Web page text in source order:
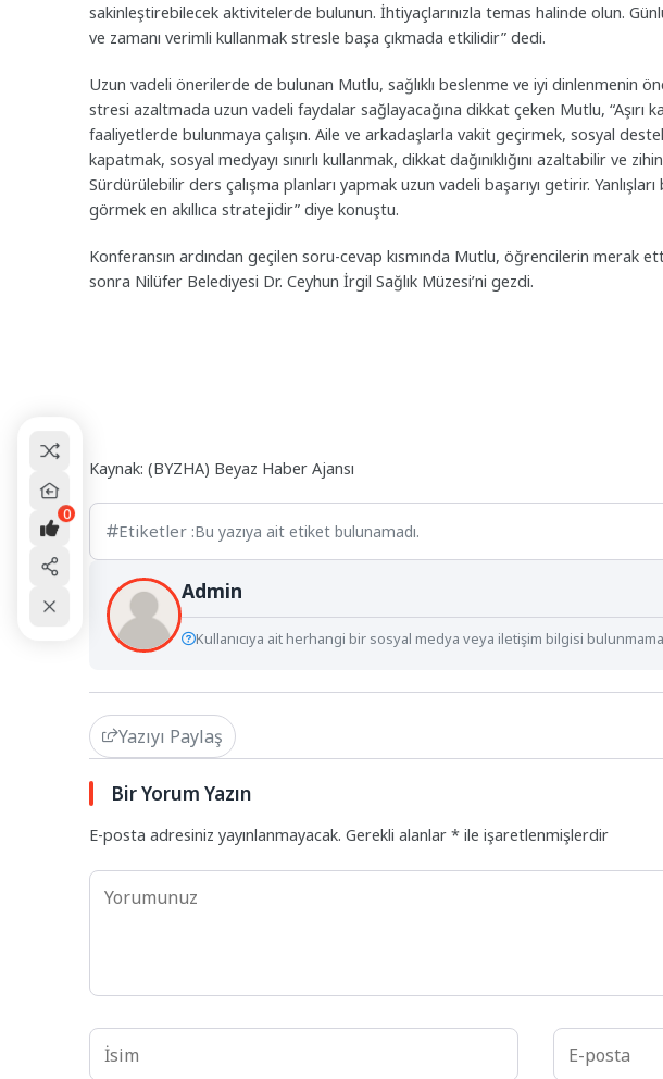
sakinleştirebilecek aktivitelerde bulunun. İhtiyaçlarınızla temas halinde olun.
ve zamanı verimli kullanmak stresle başa çıkmada etkilidir” dedi.
Uzun vadeli önerilerde de bulunan Mutlu, sağlıklı beslenme ve iyi dinlenmenin
stresi azaltmada uzun vadeli faydalar sağlayacağına dikkat çeken Mutlu, “Aşırı
faaliyetlerde bulunmaya çalışın. Aile ve arkadaşlarla vakit geçirmek, sosyal
kapatmak, sosyal medyayı sınırlı kullanmak, dikkat dağınıklığını azaltabilir ve
Sürdürülebilir ders çalışma planları yapmak uzun vadeli başarıyı getirir.
görmek en akıllıca stratejidir” diye konuştu.
Konferansın ardından geçilen soru-cevap kısmında Mutlu, öğrencilerin merak
sonra Nilüfer Belediyesi Dr. Ceyhun İrgil Sağlık Müzesi’ni gezdi.
Kaynak: (BYZHA) Beyaz Haber Ajansı
Etiketler :Bu yazıya ait etiket bulunamadı.
Admin
Kullanıcıya ait herhangi bir sosyal medya veya iletişim bilgisi
Yazıyı Paylaş
Bir Yorum Yazın
E-posta adresiniz yayınlanmayacak. Gerekli alanlar * ile işaretlenmişlerdir
0